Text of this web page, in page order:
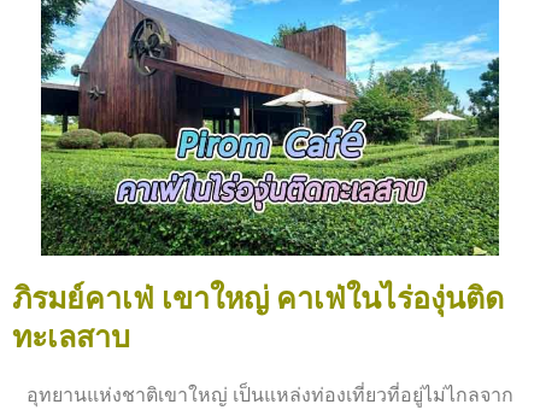
ภิรมย์คาเฟ่ เขาใหญ่ คาเฟ่ในไร่องุ่นติด
ทะเลสาบ
อุทยานแห่งชาติเขาใหญ่ เป็นแหล่งท่องเที่ยวที่อยู่ไม่ไกลจาก